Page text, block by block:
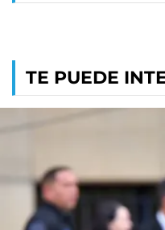
TE PUEDE